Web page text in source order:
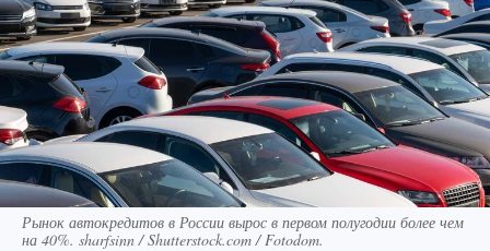
Рынок автокредитов в России вырос в первом полугодии более чем
на 40%. sharfsinn / Shutterstock.com / Fotodom.